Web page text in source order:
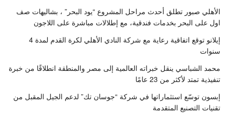
الأهلي صبور تطلق أحدث مراحل المشروع “يود البحر” ، بشاليهات صف
اول على البحر بخدمات فندقية، مع إطلالات مباشرة على اللاجون
إيلانو توقع اتفاقية رعاية مع شركة النادي الأهلي لكرة القدم لمدة 4
سنوات
محمد الشباسي ينقل خبراته العالمية إلى مصر والمنطقة انطلاقًا من خبرة
تنفيذية تمتد لأكثر من 23 عامًا
إبسون توسّع استثماراتها في شركة “جوسان تك” لدعم الجيل المقبل من
تقنيات التصنيع المتقدمة